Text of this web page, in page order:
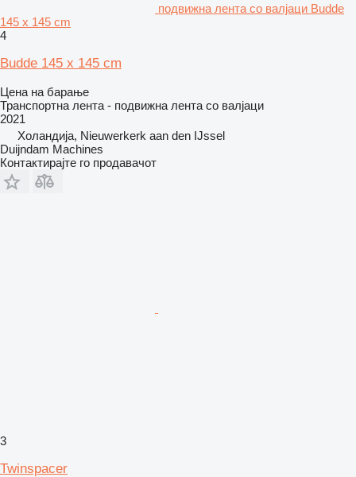
подвижна лента со валјаци Budde
145 x 145 cm
4
Budde 145 x 145 cm
Цена на барање
Транспортна лента - подвижна лента со валјаци
2021
Холандија, Nieuwerkerk aan den IJssel
Duijndam Machines
Контактирајте го продавачот
3
Twinspacer